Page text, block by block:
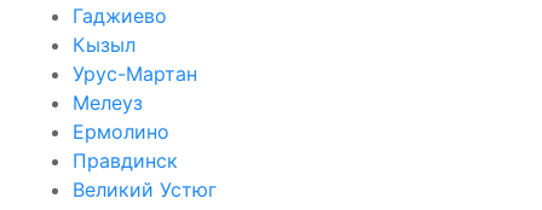
Гаджиево
Кызыл
Урус-Мартан
Мелеуз
Ермолино
Правдинск
Великий Устюг